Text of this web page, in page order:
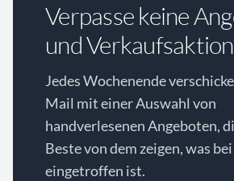
Verpasse keine
und
Jedes Wochenende
Mail mit einer Auswahl von
handverlesenen Angeboten,
Beste von dem zeigen, was
eingetroffen ist.